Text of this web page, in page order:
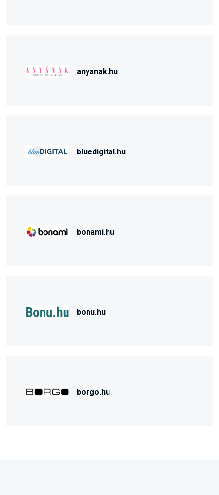
anyanak.hu
bluedigital.hu
bonami.hu
bonu.hu
borgo.hu